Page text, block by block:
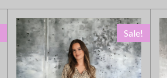
Sale!